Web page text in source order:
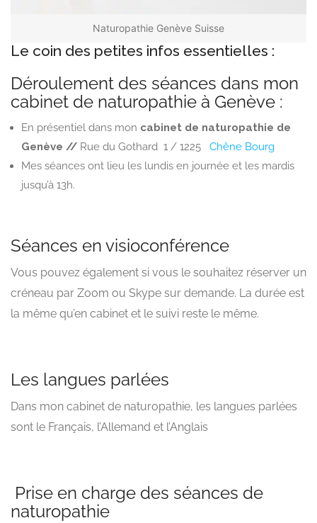
Naturopathie Genève Suisse
Le coin des petites infos essentielles :
Déroulement des séances dans mon
cabinet de naturopathie à Genève :
En présentiel dans mon cabinet de naturopathie de
Genève // Rue du Gothard 1 / 1225 Chêne Bourg
Mes séances ont lieu les lundis en journée et les mardis
jusqu’à 13h.
Séances en visioconférence
Vous pouvez également si vous le souhaitez réserver un
créneau par Zoom ou Skype sur demande. La durée est
la même qu’en cabinet et le suivi reste le même.
Les langues parlées
Dans mon cabinet de naturopathie, les langues parlées
sont le Français, l’Allemand et l’Anglais
Prise en charge des séances de
naturopathie